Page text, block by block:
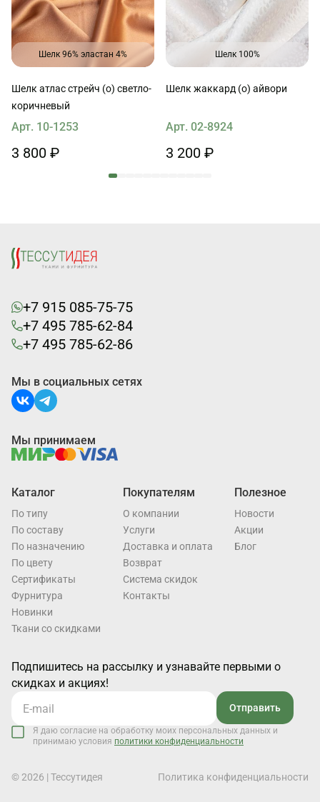
Шелк 96% эластан 4%
Шелк атлас стрейч (о) светло-
коричневый
Арт. 10-1253
3 800 ₽
Шелк 100%
Шелк жаккард (о) айвори
Арт. 02-8924
3 200 ₽
+7 915 085-75-75
+7 495 785-62-84
+7 495 785-62-86
Каталог
По типу
По составу
По назначению
По цвету
Cертификаты
Фурнитура
Новинки
Ткани со скидками
Покупателям
О компании
Услуги
Доставка и оплата
Возврат
Система скидок
Контакты
Полезное
Новости
Акции
Блог
Подпишитесь на рассылку и узнавайте первыми о
скидках и акциях!
Отправить
Я даю согласие на обработку моих персональных данных и
принимаю условия политики конфиденциальности
Мы в социальных сетях
Мы принимаем
© 2026 | Тессутидея Политика конфиденциальности